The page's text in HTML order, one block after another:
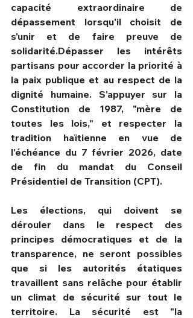
capacité extraordinaire de
dépassement lorsqu'il choisit de
s'unir et de faire preuve de
solidarité.Dépasser les intérêts
partisans pour accorder la priorité à
la paix publique et au respect de la
dignité humaine. S'appuyer sur la
Constitution de 1987, "mère de
toutes les lois," et respecter la
tradition haïtienne en vue de
l'échéance du 7 février 2026, date
de fin du mandat du Conseil
Présidentiel de Transition (CPT).
Les élections, qui doivent se
dérouler dans le respect des
principes démocratiques et de la
transparence, ne seront possibles
que si les autorités étatiques
travaillent sans relâche pour établir
un climat de sécurité sur tout le
territoire. La sécurité est "la